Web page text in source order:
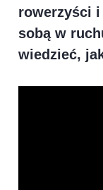
rowerzyści
sobą w
wiedzieć,